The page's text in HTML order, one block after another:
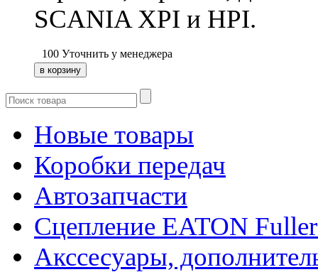
SCANIA XPI и HPI.
100 Уточнить у менеджера
Новые товары
Коробки передач
Автозапчасти
Сцепление EATON
Акссесуары,